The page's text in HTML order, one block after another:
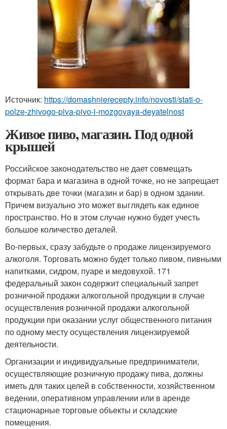
Источник: https://domashnierecepty.info/novosti/stati-o-
polze-zhivogo-piva-pivo-i-mozgovaya-deyatelnost
Живое пиво, магазин. Под одной
крышей
Российское законодательство не дает совмещать
формат бара и магазина в одной точке, но не запрещает
открывать две точки (магазин и бар) в одном здании.
Причем визуально это может выглядеть как единое
пространство. Но в этом случае нужно будет учесть
большое количество деталей.
Во-первых, сразу забудьте о продаже лицензируемого
алкоголя. Торговать можно будет только пивом, пивными
напитками, сидром, пуаре и медовухой. 171
федеральный закон содержит специальный запрет
розничной продажи алкогольной продукции в случае
осуществления розничной продажи алкогольной
продукции при оказании услуг общественного питания
по одному месту осуществления лицензируемой
деятельности.
Организации и индивидуальные предприниматели,
осуществляющие розничную продажу пива, должны
иметь для таких целей в собственности, хозяйственном
ведении, оперативном управлении или в аренде
стационарные торговые объекты и складские
помещения.